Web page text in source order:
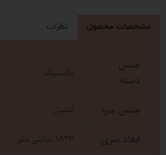
مشخصات محصول نظرات
جنس
دسته
پلاستیک
جنس سره استیل
ابعاد سری 3*18 سانتی متر